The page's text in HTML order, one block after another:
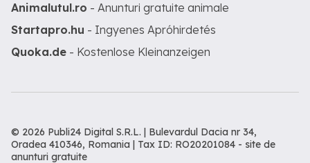
Animalutul.ro - Anunturi gratuite animale
Startapro.hu - Ingyenes Apróhirdetés
Quoka.de - Kostenlose Kleinanzeigen
© 2026 Publi24 Digital S.R.L. | Bulevardul Dacia nr 34,
Oradea 410346, Romania | Tax ID: RO20201084 - site de
anunturi gratuite